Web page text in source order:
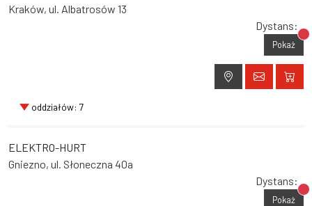
Kraków, ul. Albatrosów 13
Dystans:
Pokaż
oddziałów: 7
ELEKTRO-HURT
Gniezno, ul. Słoneczna 40a
Dystans:
Pokaż